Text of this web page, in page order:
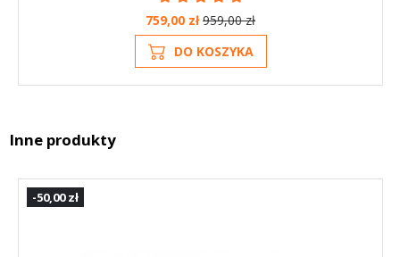
759,00 zł959,00 zł
DO KOSZYKA
Inne produkty
-50,00 zł